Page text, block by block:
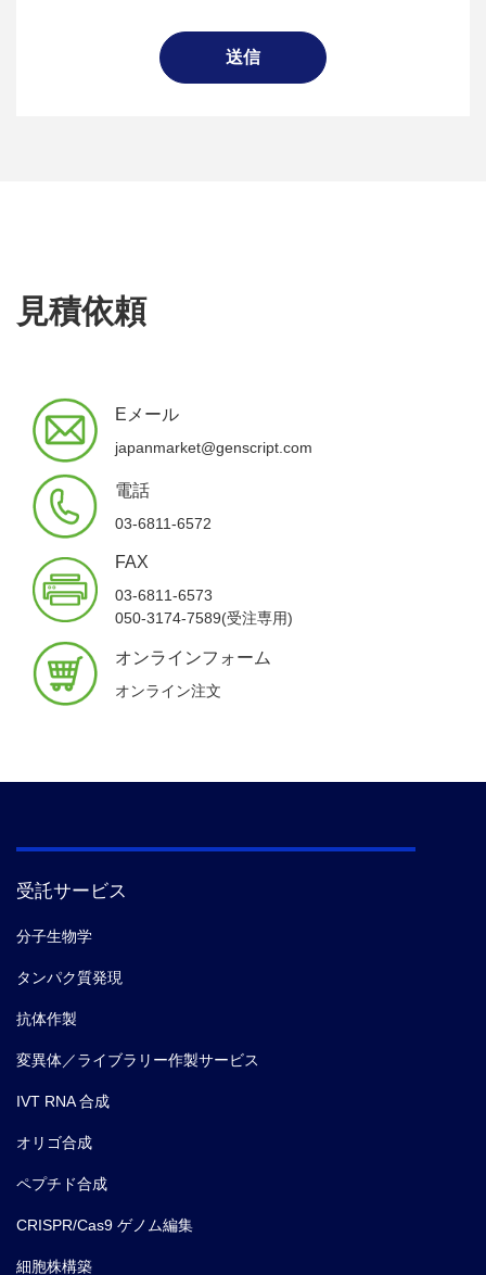
送信
見積依頼
Eメール
japanmarket@genscript.com
電話
03-6811-6572
FAX
03-6811-6573
050-3174-7589(受注専用)
オンラインフォーム
オンライン注文
受託サービス
分子生物学
タンパク質発現
抗体作製
変異体／ライブラリー作製サービス
IVT RNA 合成
オリゴ合成
ペプチド合成
CRISPR/Cas9 ゲノム編集
細胞株構築